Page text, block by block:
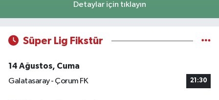
Detaylar için tıklayın
Süper Lig Fikstür
14 Ağustos, Cuma
Galatasaray - Çorum FK
21:30